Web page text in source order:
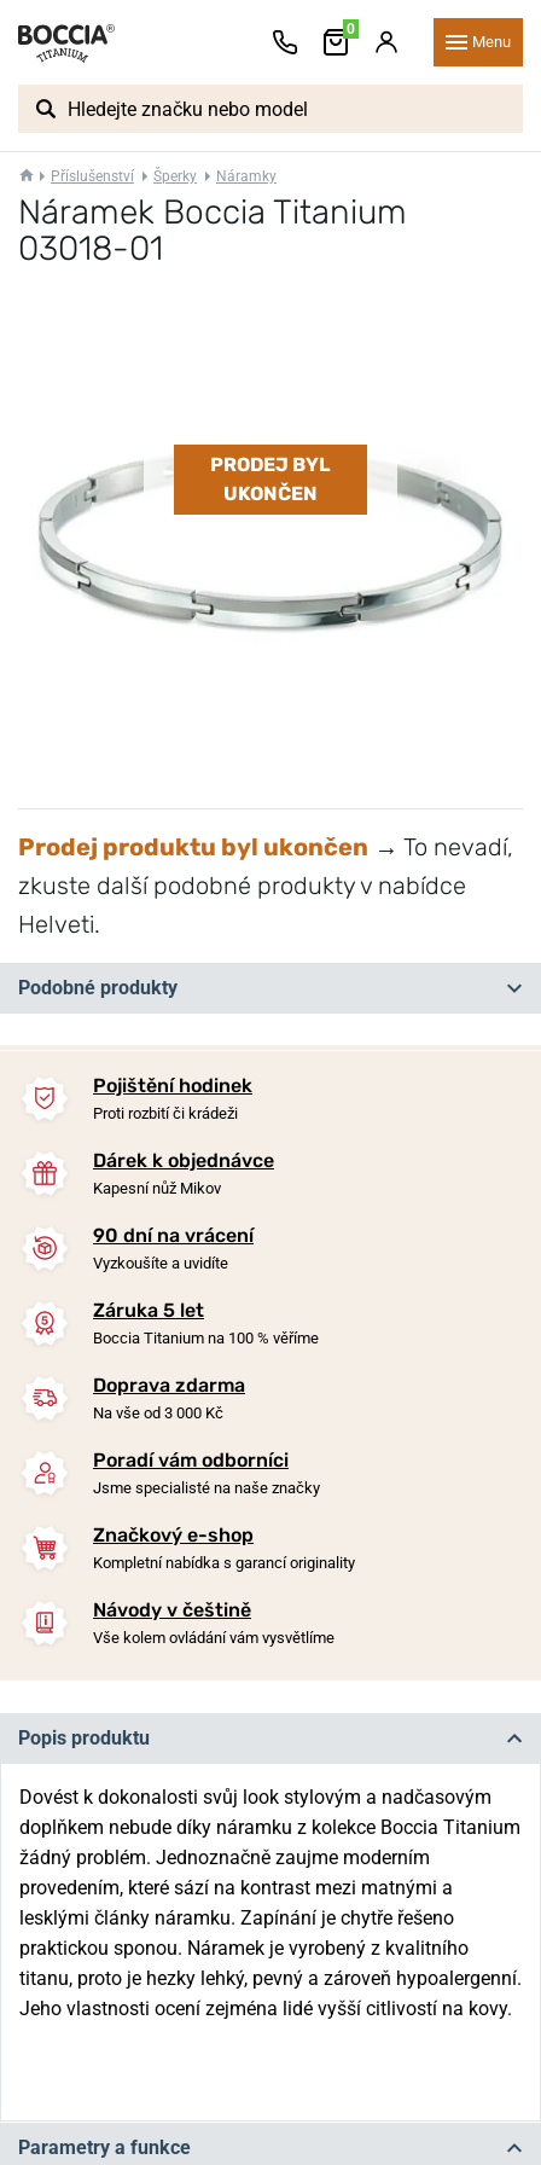
0
Menu
Příslušenství Šperky Náramky
Náramek Boccia Titanium
03018-01
PRODEJ BYL
UKONČEN
Prodej produktu byl ukončen → To nevadí,
zkuste další podobné produkty v nabídce
Helveti.
Podobné produkty
-20%
Náramek Boccia Titanium
0347-05
Skladem
1 290 Kč
Pojištění hodinek
Proti rozbití či krádeži
Dárek k objednávce
Kapesní nůž Mikov
90 dní na vrácení
Vyzkoušíte a uvidíte
Záruka 5 let
Boccia Titanium na 100 % věříme
Doprava zdarma
Na vše od 3 000 Kč
Poradí vám odborníci
Jsme specialisté na naše značky
Značkový e-shop
Kompletní nabídka s garancí originality
Návody v češtině
Vše kolem ovládání vám vysvětlíme
Popis produktu
Dovést k dokonalosti svůj look stylovým a nadčasovým
doplňkem nebude díky náramku z kolekce Boccia Titanium
žádný problém. Jednoznačně zaujme moderním
provedením, které sází na kontrast mezi matnými a
lesklými články náramku. Zapínání je chytře řešeno
praktickou sponou. Náramek je vyrobený z kvalitního
titanu, proto je hezky lehký, pevný a zároveň hypoalergenní.
Jeho vlastnosti ocení zejména lidé vyšší citlivostí na kovy.
Parametry a funkce